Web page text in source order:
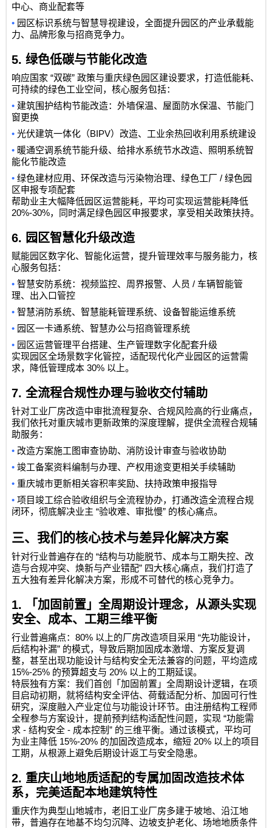
中心、商业配套等
• 园区标识系统与智慧导视建设，全面提升园区的产业承载能
力、品牌形象与招商竞争力。
5.绿色低碳与节能化改造
响应国家 “双碳”政策与重庆绿色园区建设要求，打造低能耗、
可持续的绿色工业空间，核心服务包括：
• 建筑围护结构节能改造：外墙保温、屋面防水保温、节能门
窗更换
•光伏建筑一体化（BIPV）改造、工业余热回收利用系统建设
• 暖通空调系统节能升级、给排水系统节水改造、照明系统智
能化节能改造
•绿色建材应用、环保改造与污染物治理、绿色工厂 /绿色园
区申报专项配套
帮助业主大幅降低园区运营能耗，平均可实现运营能耗降低
20%-30%，同时满足绿色园区申报要求，享受相关政策扶持。
6. 园区智慧化升级改造
赋能园区数字化、智能化运营，提升管理效率与服务能力，核
心服务包括：
•智慧安防系统：视频监控、周界报警、人员 / 车辆智能管
理、出入口管控
•智慧消防系统、智慧能耗管理系统、设备智能运维系统
• 园区一卡通系统、智慧办公与招商管理系统
• 园区运营管理平台搭建、生产管理数字化配套升级
实现园区全场景数字化管控，适配现代化产业园区的运营需
求，降低管理成本 30% 以上。
7.全流程合规性办理与验收交付辅助
针对工业厂房改造中审批流程复杂、合规风险高的行业痛点，
我们依托对重庆城市更新政策的深度理解，提供全流程合规辅
助服务：
• 改造方案施工图审查协助、消防设计审查与验收协助
•竣工备案资料编制与办理、产权用途变更相关手续辅助
•重庆城市更新相关容积率奖励、扶持政策申报指导
•项目竣工综合验收组织与全流程协办，打通改造全流程合规
闭环，彻底解决业主 “验收难、审批慢” 的核心痛点。
三、我们的核心技术与差异化解决方案
针对行业普遍存在的 “结构与功能脱节、成本与工期失控、改
造与合规冲突、焕新与产业错配” 四大核心痛点，我们打造了
五大独有差异化解决方案，形成不可替代的核心竞争力。
1.
「加固前置」全周期设计理念，从源头实现
安全、成本、工期三维平衡
行业普遍痛点：80% 以上的厂房改造项目采用“先功能设计，
后结构补漏” 的模式，导致后期加固成本激增、方案反复调
整，甚至出现功能设计与结构安全无法兼容的问题，平均造成
15%-25% 的预算超支与 20% 以上的工期延误。
特辰独有方案：我们首创「加固前置」全周期设计逻辑，在项
目启动初期，就将结构安全评估、荷载适配分析、加固可行性
研究，深度融入产业定位与功能设计环节。由注册结构工程师
全程参与方案设计，提前预判结构适配性问题，实现 “功能需
求-结构安全- 成本控制” 的三维平衡。通过该模式，平均可
为业主降低 15%-20% 的加固改造成本，缩短 20% 以上的项目
工期，从根源上避免后期设计返工与安全隐患。
2. 重庆山地地质适配的专属加固改造技术体
系，完美适配本地建筑特性
重庆作为典型山地城市，老旧工业厂房多建于坡地、沿江地
带，普遍存在地基不均匀沉降、边坡支护老化、场地地质条件